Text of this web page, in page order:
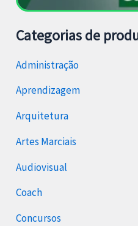
Categorias de
Administração
Aprendizagem
Arquitetura
Artes Marciais
Audiovisual
Coach
Concursos